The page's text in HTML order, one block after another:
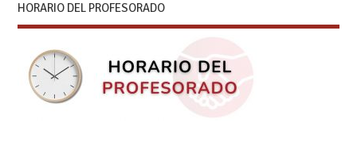
HORARIO DEL PROFESORADO